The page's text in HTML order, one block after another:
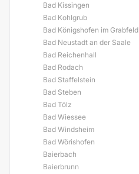
Bad Kissingen
Bad Kohlgrub
Bad Königshofen im Grabfeld
Bad Neustadt an der Saale
Bad Reichenhall
Bad Rodach
Bad Staffelstein
Bad Steben
Bad Tölz
Bad Wiessee
Bad Windsheim
Bad Wörishofen
Baierbach
Baierbrunn